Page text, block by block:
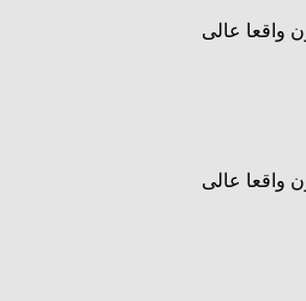
واقعا عالی
واقعا عالی